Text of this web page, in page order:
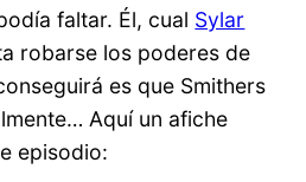
faltar. Él, cual Sylar
robarse los poderes de
es que Smithers
Aquí un afiche
episodio: